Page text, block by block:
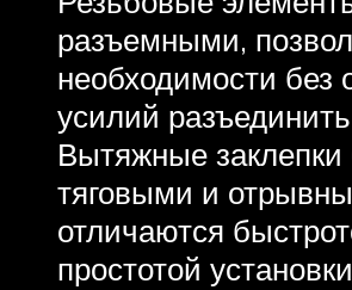
разъемными,
необходимости без
усилий
Вытяжные
тяговыми и
отличаются
простотой